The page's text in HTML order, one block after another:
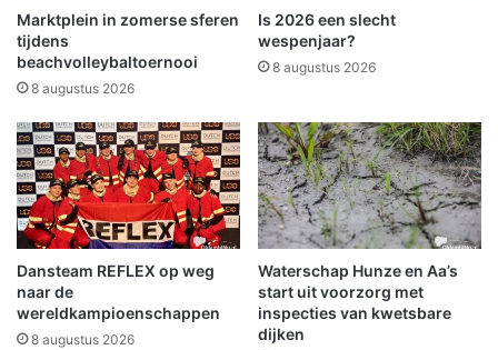
i
g
e
r
e
e
n
D
a
g
a
n
h
e
t
P
a
r
k
b
Marktplein in zomerse sferen
tijdens
beachvolleybaltoernooi
8 augustus 2026
Is 2026 een slecht
wespenjaar?
8 augustus 2026
Dansteam REFLEX op weg
naar de
wereldkampioenschappen
8 augustus 2026
Waterschap Hunze en Aa’s
start uit voorzorg met
inspecties van kwetsbare
dijken